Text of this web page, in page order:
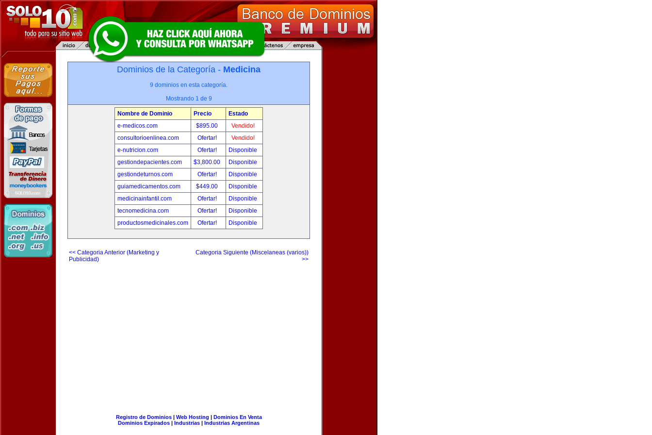
Dominios de la Categoría - Medicina
9 dominios en esta categoría.
Mostrando 1 de 9
Nombre de Dominio Precio
Estado
e-medicos.com
$895.00
Vendido!
consultorioenlinea.com
Ofertar!
Vendido!
e-nutricion.com
Ofertar!
Disponible
gestiondepacientes.com
$3,800.00
Disponible
gestiondeturnos.com
Ofertar!
Disponible
guiamedicamentos.com
$449.00
Disponible
medicinainfantil.com
Ofertar!
Disponible
tecnomedicina.com
Ofertar!
Disponible
productosmedicinales.com
Ofertar! Disponible
<< Categoria Anterior (Marketing y
Publicidad)
Categoria Siguiente (Miscelaneas (varios))
>>
Registro de Dominios| Web Hosting | Dominios En Venta
Dominios Expirados | Industrias | Industrias Argentinas